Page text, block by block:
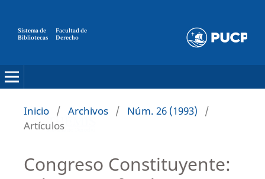
Sistema de
Bibliotecas
Facultad de
Derecho
Inicio / Archivos / Núm. 26 (1993)
/
Artículos
Congreso Constituyente: